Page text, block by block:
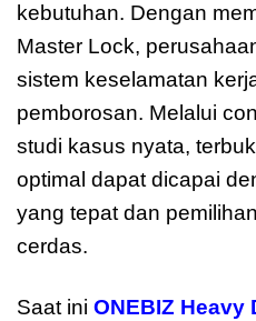
kebutuhan. Dengan
Master Lock,
sistem keselamatan
pemborosan. Melalui
studi kasus nyata,
optimal dapat dicapai
yang tepat dan
cerdas.
Saat ini ONEBIZ Heavy